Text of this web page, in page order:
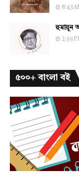
8:43
হুমায়ূন
2:59
৫০০+ বাংলা বই